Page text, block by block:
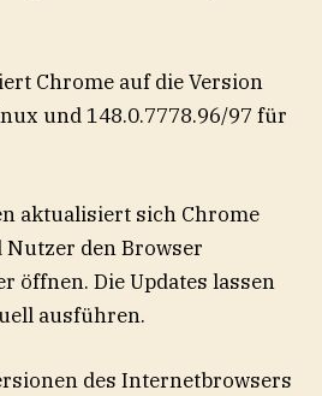
Chrome auf die Version
und 148.0.7778.96/97 für
aktualisiert sich Chrome
Nutzer den Browser
öffnen. Die Updates lassen
ausführen.
des Internetbrowsers